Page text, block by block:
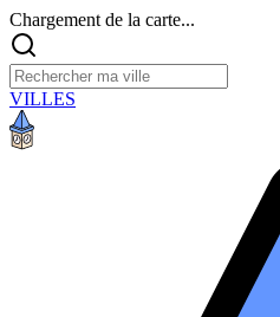
Chargement de la carte...
VILLES